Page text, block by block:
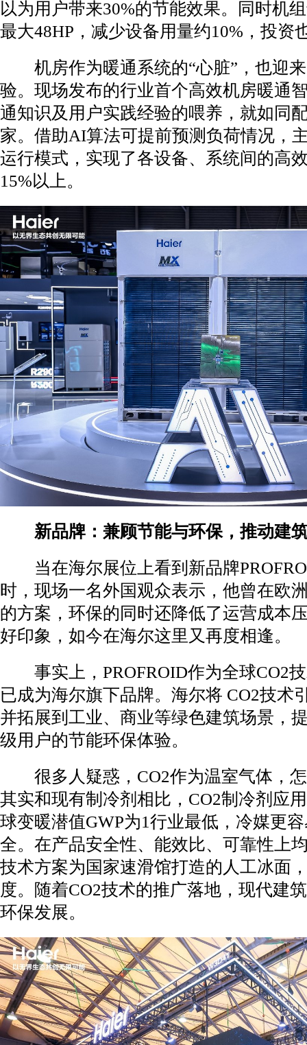
以为用户带来30%的节能效果。同时机
最大48HP，减少设备用量约10%，投资
机房作为暖通系统的“心脏”，也迎
验。现场发布的行业首个高效机房暖通
通知识及用户实践经验的喂养，就如同
家。借助AI算法可提前预测负荷情况，
运行模式，实现了各设备、系统间的高
15%以上。
新品牌：兼顾节能与环保，推动建
当在海尔展位上看到新品牌
时，现场一名外国观众表示，他曾在欧
的方案，环保的同时还降低了运营成本
好印象，如今在海尔这里又再度相逢。
事实上，PROFROID作为全球CO2
已成为海尔旗下品牌。海尔将 CO2技术
并拓展到工业、商业等绿色建筑场景，
级用户的节能环保体验。
很多人疑惑，CO2作为温室气体，怎
其实和现有制冷剂相比，CO2制冷剂应
球变暖潜值GWP为1行业最低，冷媒更
全。在产品安全性、能效比、可靠性上
技术方案为国家速滑馆打造的人工冰面
度。随着CO2技术的推广落地，现代建
环保发展。